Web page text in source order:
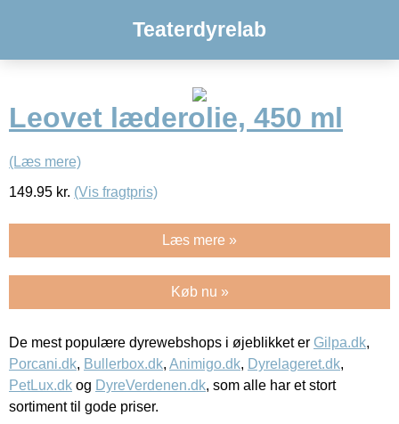
Teaterdyrelab
Leovet læderolie, 450 ml
(Læs mere)
149.95 kr. (Vis fragtpris)
Læs mere »
Køb nu »
De mest populære dyrewebshops i øjeblikket er Gilpa.dk,
Porcani.dk, Bullerbox.dk, Animigo.dk, Dyrelageret.dk,
PetLux.dk og DyreVerdenen.dk, som alle har et stort
sortiment til gode priser.